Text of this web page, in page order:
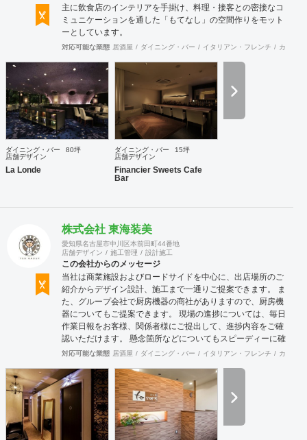
主に飲食店のインテリアを手掛け、料理・接客との密接なコ
ミュニケーションを通した「もてなし」の空間作りをモット
ーとしています。
対応可能な業態 居酒屋 ダイニング・バー イタリアン・フレンチ カフェ
ダイニング・バー
80坪
店舗デザイン
La Londe
ダイニング・バー
15坪
店舗デザイン
Financier Sweets Cafe
Bar
株式会社 東海装美
愛知県名古屋市中川区本前田町44番地
店舗デザイン
施工管理 設計施工
この会社からのメッセージ
当社は商業施設およびロードサイドを中心に、出店場所のご
紹介からデザイン設計、施工まで一通りご提案できます。 ま
た、グループ会社で厨房機器の商社がありますので、厨房機
器についてもご提案できます。 現場の進捗については、毎日
作業日報をお客様、関係者様にご提出して、進捗内容をご確
認いただけます。 懸念箇所などについてもスピーディーに確
認、修正できます。 店舗内装のみならず、当社の店舗繁盛応
者、機器業者、プレスリリースなど何でもご相談ください。
対応可能な業態 居酒屋 ダイニング・バー イタリアン・フレンチ カフェ